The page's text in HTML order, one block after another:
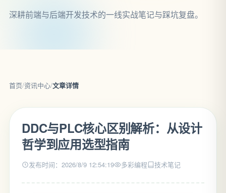
深耕前端与后端开发技术的一线实战笔记与踩坑复盘。
首页/资讯中心/文章详情
DDC与PLC核心区别解析：从设计
哲学到应用选型指南
发布时间：2026/8/9 12:54:19 多彩编程 技术笔记